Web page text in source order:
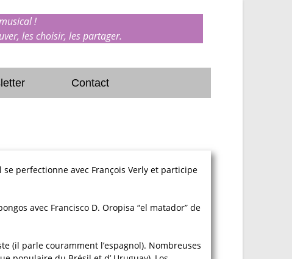
!
les choisir, les partager.
Contact
se perfectionne avec François Verly et participe
avec Francisco D. Oropisa “el matador” de
(il parle couramment l’espagnol). Nombreuses